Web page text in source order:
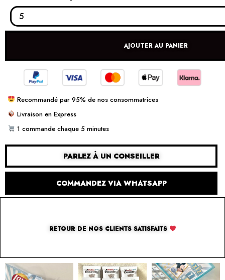
AJOUTER AU PANIER
Recommandé par 95% de nos consommatrices
Livraison en Express
1 commande chaque 5 minutes
PARLEZ À UN CONSEILLER
COMMANDEZ VIA WHATSAPP
RETOUR DE NOS CLIENTS SATISFAITS